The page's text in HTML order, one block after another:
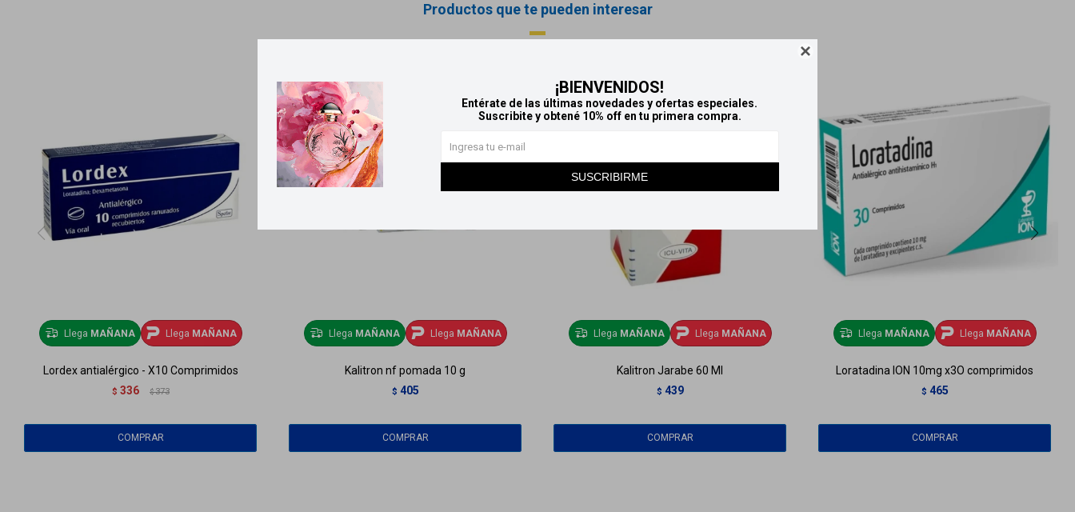

¡BIENVENIDOS!
Entérate de las últimas novedades y ofertas especiales.
Suscribite y obtené 10% off en tu primera compra.
SUSCRIBIRME
Productos que te pueden interesar
Llega MAÑANA Llega MAÑANA
Lordex antialérgico - X10 Comprimidos
$ 336 $ 373
Llega MAÑANA Llega MAÑANA
Kalitron nf pomada 10 g
$ 405
Llega MAÑANA Llega MAÑANA
Kalitron Jarabe 60 Ml
$ 439
Llega MAÑANA Llega MAÑANA
Loratadina ION 10mg x3O comprimidos
$ 465